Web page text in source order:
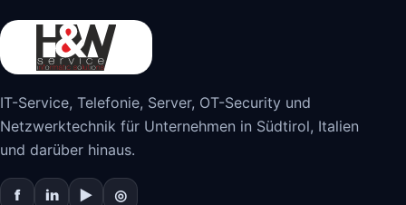
IT-Service, Telefonie, Server, OT-Security und
Netzwerktechnik für Unternehmen in Südtirol, Italien
und darüber hinaus.
f in ▶ ◎